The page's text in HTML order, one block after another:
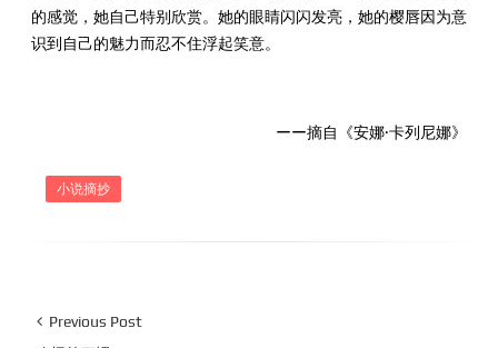
的感觉，她自己特别欣赏。她的眼睛闪闪发亮，她的樱唇因为意
识到自己的魅力而忍不住浮起笑意。
ーー摘自《安娜·卡列尼娜》
小说摘抄
Previous Post